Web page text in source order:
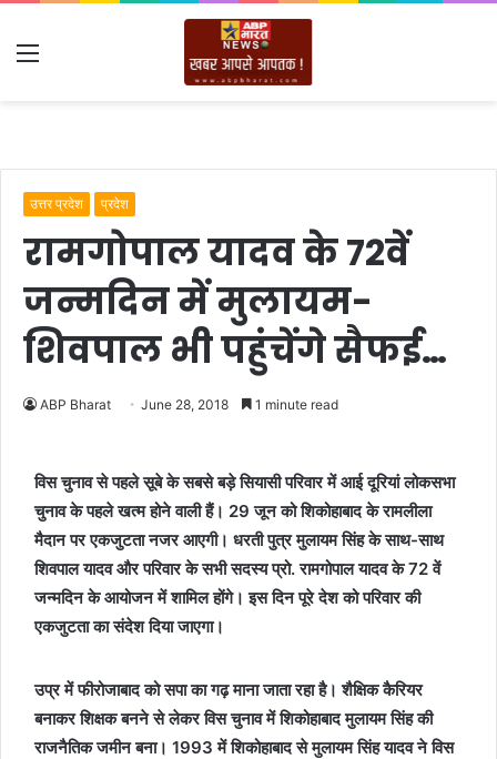
Menu
उत्तर प्रदेश प्रदेश
रामगोपाल यादव के 72वें
जन्मदिन में मुलायम-
शिवपाल भी पहुंचेंगे सैफई…
ABP Bharat June 28, 2018 1 minute read
विस चुनाव से पहले सूबे के सबसे बड़े सियासी परिवार में आई दूरियां लोकसभा
चुनाव के पहले खत्म होने वाली हैं। 29 जून को शिकोहाबाद के रामलीला
मैदान पर एकजुटता नजर आएगी। धरती पुत्र मुलायम सिंह के साथ-साथ
शिवपाल यादव और परिवार के सभी सदस्य प्रो. रामगोपाल यादव के 72 वें
जन्मदिन के आयोजन में शामिल होंगे। इस दिन पूरे देश को परिवार की
एकजुटता का संदेश दिया जाएगा।
उप्र में फीरोजाबाद को सपा का गढ़ माना जाता रहा है। शैक्षिक कैरियर
बनाकर शिक्षक बनने से लेकर विस चुनाव में शिकोहाबाद मुलायम सिंह की
राजनैतिक जमीन बना। 1993 में शिकोहाबाद से मुलायम सिंह यादव ने विस